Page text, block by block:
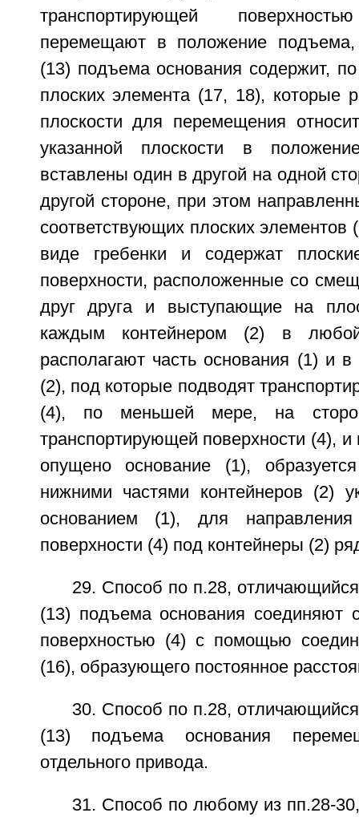
транспортирующей
перемещают в положение подъема,
(13) подъема основания содержит,
плоских элемента (17, 18), которые
плоскости для перемещения
указанной плоскости в
вставлены один в другой на одной
другой стороне, при этом
соответствующих плоских
виде гребенки и содержат
поверхности, расположенные со
друг друга и выступающие на
каждым контейнером (2) в
располагают часть основания (1) и
(2), под которые подводят
(4), по меньшей мере, на
транспортирующей поверхности (4), и
опущено основание (1),
нижними частями контейнеров (2)
основанием (1), для направления
поверхности (4) под контейнеры (2)
29. Способ по п.28, отличающийся
(13) подъема основания соединяют
поверхностью (4) с помощью
(16), образующего постоянное
30. Способ по п.28, отличающийся
(13) подъема основания
отдельного привода.
31. Способ по любому из пп.28-